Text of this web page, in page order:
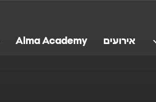
אירועים Alma Academy